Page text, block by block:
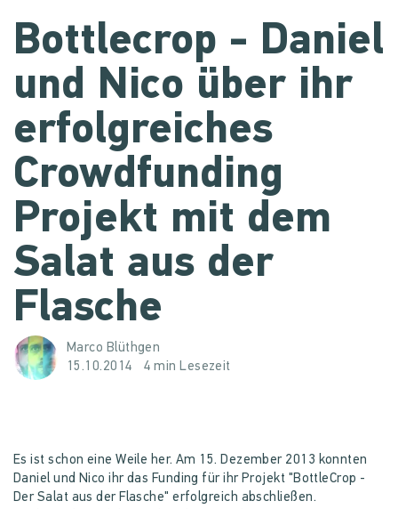
Bottlecrop - Daniel
und Nico über ihr
erfolgreiches
Crowdfunding
Projekt mit dem
Salat aus der
Flasche
Marco Blüthgen
15.10.2014
4 min Lesezeit
Es ist schon eine Weile her. Am 15. Dezember 2013 konnten
Daniel und Nico ihr das Funding für ihr Projekt "BottleCrop -
Der Salat aus der Flasche" erfolgreich abschließen.